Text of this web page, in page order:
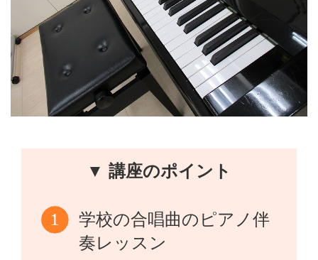
▼ 講座のポイント
学校の合唱曲のピアノ伴
奏レッスン